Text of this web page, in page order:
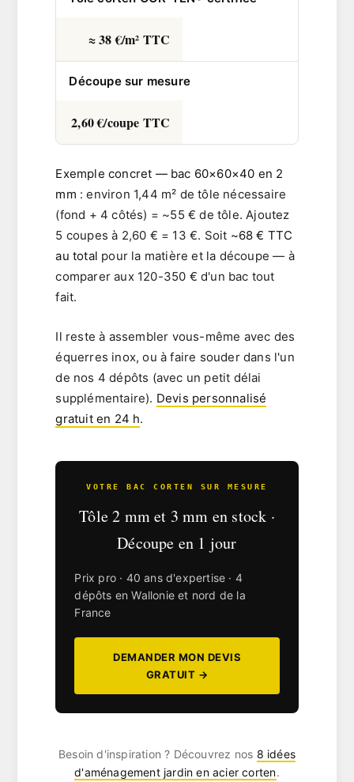
≈ 38 €/m² TTC
Découpe sur mesure
2,60 €/coupe TTC
Exemple concret — bac 60×60×40 en 2
mm : environ 1,44 m² de tôle nécessaire
(fond + 4 côtés) = ~55 € de tôle. Ajoutez
5 coupes à 2,60 € = 13 €. Soit ~68 € TTC
au total pour la matière et la découpe — à
comparer aux 120-350 € d'un bac tout
fait.
Il reste à assembler vous-même avec des
équerres inox, ou à faire souder dans l'un
de nos 4 dépôts (avec un petit délai
supplémentaire). Devis personnalisé
gratuit en 24 h.
VOTRE BAC CORTEN SUR MESURE
Tôle 2 mm et 3 mm en stock ·
Découpe en 1 jour
Prix pro · 40 ans d'expertise · 4
dépôts en Wallonie et nord de la
France
DEMANDER MON DEVIS
GRATUIT →
Besoin d'inspiration ? Découvrez nos 8 idées
d'aménagement jardin en acier corten.